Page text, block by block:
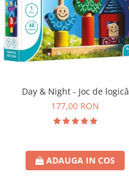
Day & Night - Joc de logică
177,00 RON
ADAUGA IN COS